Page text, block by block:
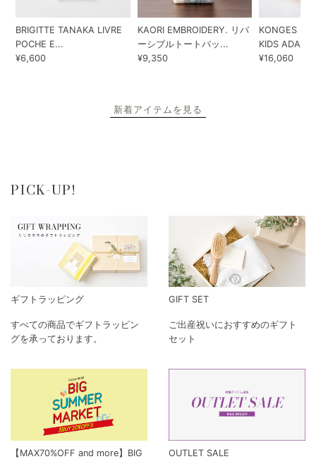
BRIGITTE TANAKA LIVRE
POCHE E...
¥6,600
KAORI EMBROIDERY. リバ
ーシブルトートバッ...
¥9,350
KONGES
KIDS ADA...
¥16,060
新着アイテムを見る
PICK-UP!
ギフトラッピング
すべての商品でギフトラッピン
グを承っております。
GIFT SET
ご出産祝いにおすすめのギフト
セット
【MAX70%OFF and more】BIG
OUTLET SALE